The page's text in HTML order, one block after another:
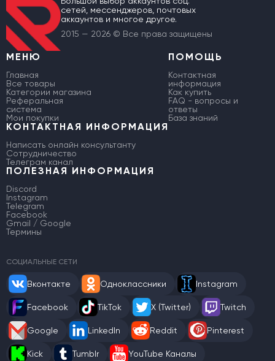
сетей, мессенджеров, почтовых
аккаунтов и многое другое.
2015 — 2026 © Все права защищены
МЕНЮ
Главная
Все товары
Категории магазина
Реферальная
система
Мои покупки
ПОМОЩЬ
Контактная
информация
Как купить
FAQ - вопросы и
ответы
База знаний
КОНТАКТНАЯ ИНФОРМАЦИЯ
Написать онлайн консультанту
Сотрудничество
Телеграм канал
ПОЛЕЗНАЯ ИНФОРМАЦИЯ
Discord
Instagram
Telegram
Facebook
Gmail / Google
Термины
СОЦИАЛЬНЫЕ СЕТИ
Вконтакте Одноклассники Instagram
Facebook TikTok X (Twitter) Twitch
Google LinkedIn Reddit Pinterest
Kick Tumblr YouTube Каналы